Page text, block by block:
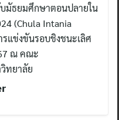
มัธยมศึกษาตอนปลายใน
(Chula Intania
แข่งขันรอบชิงชนะเลิศ
ณ คณะ
ทยาลัย